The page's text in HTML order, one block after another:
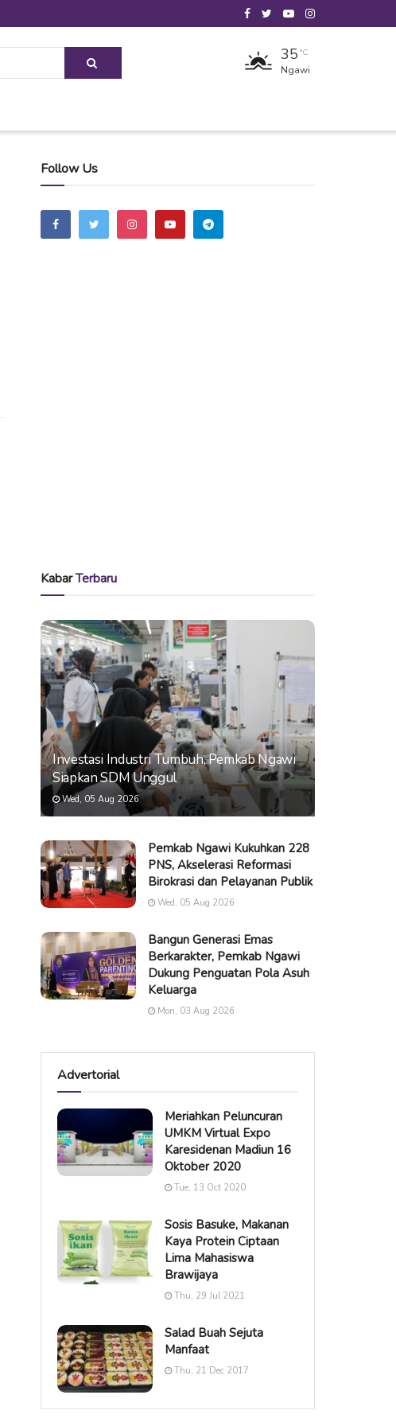
35 °C
Ngawi
Follow Us
KabarTerbaru
Investasi Industri Tumbuh, Pemkab Ngawi
Siapkan SDM Unggul
Wed, 05 Aug 2026
Pemkab Ngawi Kukuhkan 228
PNS, Akselerasi Reformasi
Birokrasi dan Pelayanan Publik
Wed, 05 Aug 2026
Bangun Generasi Emas
Berkarakter, Pemkab Ngawi
Dukung Penguatan Pola Asuh
Keluarga
Mon, 03 Aug 2026
Advertorial
Meriahkan Peluncuran
UMKM Virtual Expo
Karesidenan Madiun 16
Oktober 2020
Tue, 13 Oct 2020
Sosis Basuke, Makanan
Kaya Protein Ciptaan
Lima Mahasiswa
Brawijaya
Thu, 29 Jul 2021
Salad Buah Sejuta
Manfaat
Thu, 21 Dec 2017